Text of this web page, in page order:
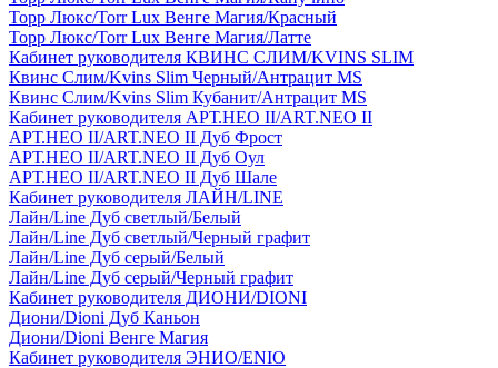
Торр Люкс/Torr Lux Венге Магия/Красный
Торр Люкс/Torr Lux Венге Магия/Латте
Кабинет руководителя КВИНС СЛИМ/KVINS SLIM
Квинс Слим/Kvins Slim Черный/Антрацит MS
Квинс Слим/Kvins Slim Кубанит/Антрацит MS
Кабинет руководителя АРТ.НЕО II/ART.NEO II
АРТ.НЕО II/ART.NEO II Дуб Фрост
АРТ.НЕО II/ART.NEO II Дуб Оул
АРТ.НЕО II/ART.NEO II Дуб Шале
Кабинет руководителя ЛАЙН/LINE
Лайн/Line Дуб светлый/Белый
Лайн/Line Дуб светлый/Черный графит
Лайн/Line Дуб серый/Белый
Лайн/Line Дуб серый/Черный графит
Кабинет руководителя ДИОНИ/DIONI
Диони/Dioni Дуб Каньон
Диони/Dioni Венге Магия
Кабинет руководителя ЭНИО/ENIO